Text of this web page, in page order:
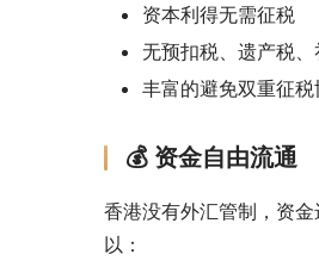
资本利得无需征税
无预扣税、遗产税
丰富的避免双重征税
💰 资金自由流通
香港没有外汇管制，资
以：